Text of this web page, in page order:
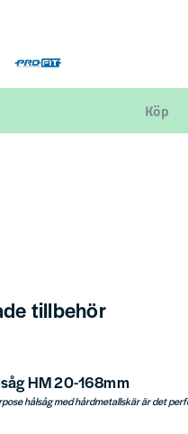
Köp
tillbehör
HM 20-168mm